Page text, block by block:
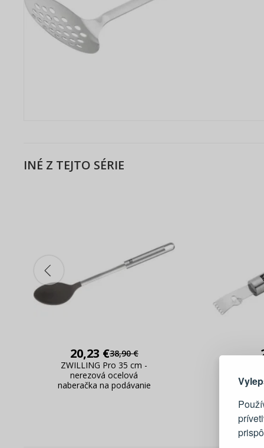
INÉ Z TEJTO SÉRIE
20,23 €38,90 €
ZWILLING Pro 35 cm -
nerezová ocelová
naberačka na podávanie
Tu je